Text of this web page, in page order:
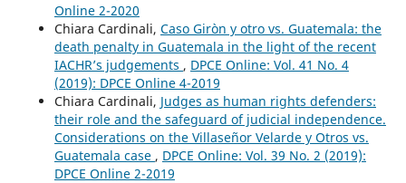
Online 2-2020
Chiara Cardinali, Caso Giròn y otro vs. Guatemala: the
death penalty in Guatemala in the light of the recent
IACHR’s judgements , DPCE Online: Vol. 41 No. 4
(2019): DPCE Online 4-2019
Chiara Cardinali, Judges as human rights defenders:
their role and the safeguard of judicial independence.
Considerations on the Villaseñor Velarde y Otros vs.
Guatemala case , DPCE Online: Vol. 39 No. 2 (2019):
DPCE Online 2-2019